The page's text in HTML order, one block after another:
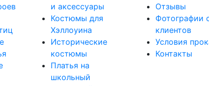
и аксессуары
Костюмы для
Хэллоуина
Исторические
костюмы
Платья на
школьный
Отзывы
Фотографии
клиентов
Условия
Контакты